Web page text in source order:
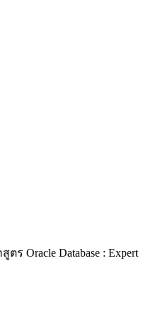
ร Oracle Database : Expert